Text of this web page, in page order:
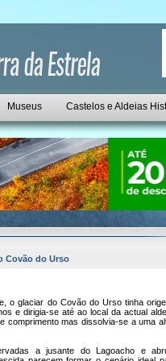
Museus Castelos e Aldeias
Covão do Urso
o glaciar do Covão do Urso tinha
e dirigia-se até ao local da actual
comprimento mas dissolvia-se a uma
a jusante do Lagoacho e